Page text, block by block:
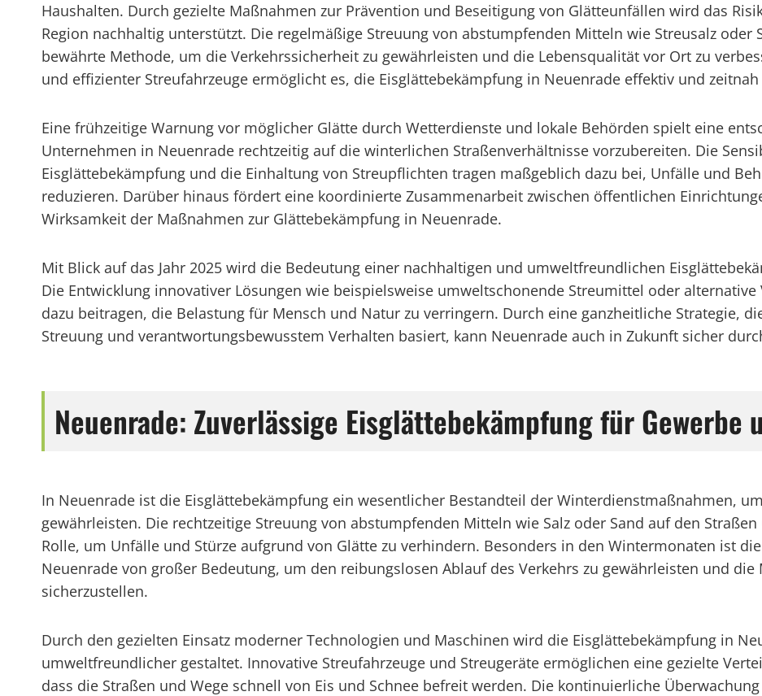
Haushalten. Durch gezielte Maßnahmen zur Prävention und Beseitigung von Glätteunfällen wird das
Region nachhaltig unterstützt. Die regelmäßige Streuung von abstumpfenden Mitteln wie Streusalz oder
bewährte Methode, um die Verkehrssicherheit zu gewährleisten und die Lebensqualität vor Ort zu
und effizienter Streufahrzeuge ermöglicht es, die Eisglättebekämpfung in Neuenrade effektiv und
Eine frühzeitige Warnung vor möglicher Glätte durch Wetterdienste und lokale Behörden spielt eine
Unternehmen in Neuenrade rechtzeitig auf die winterlichen Straßenverhältnisse vorzubereiten. Die
Eisglättebekämpfung und die Einhaltung von Streupflichten tragen maßgeblich dazu bei, Unfälle und
reduzieren. Darüber hinaus fördert eine koordinierte Zusammenarbeit zwischen öffentlichen
Wirksamkeit der Maßnahmen zur Glättebekämpfung in Neuenrade.
Mit Blick auf das Jahr 2025 wird die Bedeutung einer nachhaltigen und umweltfreundlichen
Die Entwicklung innovativer Lösungen wie beispielsweise umweltschonende Streumittel oder
dazu beitragen, die Belastung für Mensch und Natur zu verringern. Durch eine ganzheitliche Strategie,
Streuung und verantwortungsbewusstem Verhalten basiert, kann Neuenrade auch in Zukunft sicher
Neuenrade: Zuverlässige Eisglättebekämpfung für Gewerbe
In Neuenrade ist die Eisglättebekämpfung ein wesentlicher Bestandteil der Winterdienstmaßnahmen,
gewährleisten. Die rechtzeitige Streuung von abstumpfenden Mitteln wie Salz oder Sand auf den
Rolle, um Unfälle und Stürze aufgrund von Glätte zu verhindern. Besonders in den Wintermonaten ist
Neuenrade von großer Bedeutung, um den reibungslosen Ablauf des Verkehrs zu gewährleisten und
sicherzustellen.
Durch den gezielten Einsatz moderner Technologien und Maschinen wird die Eisglättebekämpfung in
umweltfreundlicher gestaltet. Innovative Streufahrzeuge und Streugeräte ermöglichen eine gezielte
dass die Straßen und Wege schnell von Eis und Schnee befreit werden. Die kontinuierliche